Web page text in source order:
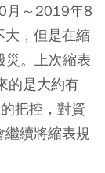
月～2019年8
大，但是在縮
。上次縮表
的是大約有
把控，對資
繼續將縮表規